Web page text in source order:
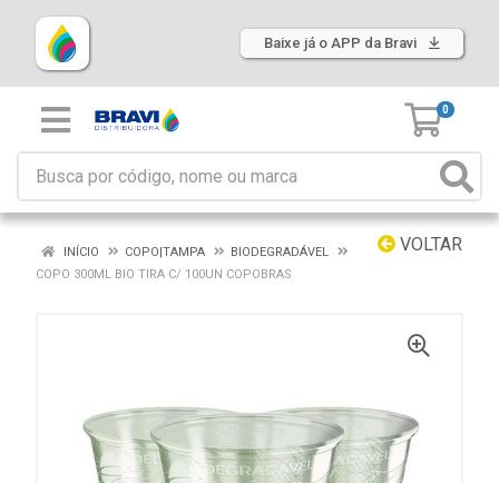
Baixe já o APP da Bravi
0
VOLTAR
INÍCIO COPO|TAMPA
BIODEGRADÁVEL
COPO 300ML BIO TIRA C/ 100UN COPOBRAS